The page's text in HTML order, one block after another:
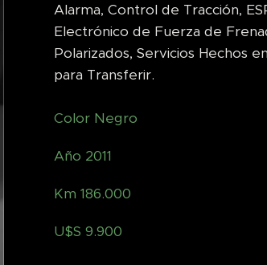
Alarma, Control de Tracción,
Electrónico de Fuerza de
Polarizados, Servicios Hechos
para Transferir.
Color Negro
Año 2011
Km 186.000
U$S 9.900